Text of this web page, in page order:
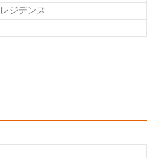
ジデンス